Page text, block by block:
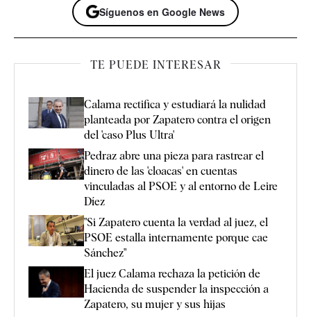
Síguenos en Google News
TE PUEDE INTERESAR
Calama rectifica y estudiará la nulidad
planteada por Zapatero contra el origen
del 'caso Plus Ultra'
Pedraz abre una pieza para rastrear el
dinero de las 'cloacas' en cuentas
vinculadas al PSOE y al entorno de Leire
Díez
"Si Zapatero cuenta la verdad al juez, el
PSOE estalla internamente porque cae
Sánchez"
El juez Calama rechaza la petición de
Hacienda de suspender la inspección a
Zapatero, su mujer y sus hijas